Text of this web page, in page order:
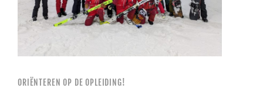
ORIËNTEREN OP DE OPLEIDING!